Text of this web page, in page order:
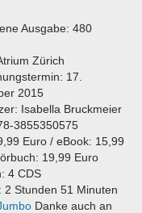
Ausgabe: 480
Zürich
17.
2015
Isabella Bruckmeier
3855350575
Euro / eBook: 15,99
19,99 Euro
4 CDS
2 Stunden 51 Minuten
Danke auch an